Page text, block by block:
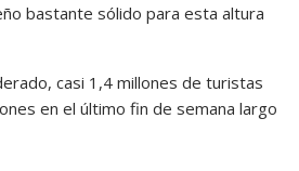
bastante sólido para esta altura
casi 1,4 millones de turistas
en el último fin de semana largo